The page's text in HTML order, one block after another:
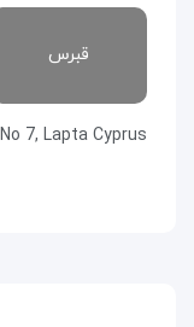
قبرس
7, Lapta Cyprus